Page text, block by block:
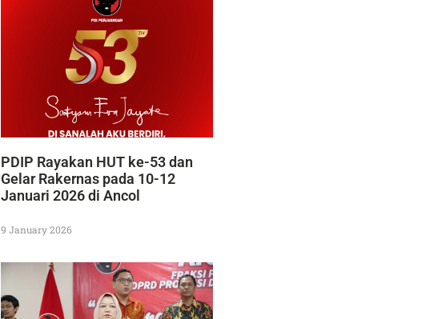
PDIP Rayakan HUT ke-53 dan
Gelar Rakernas pada 10-12
Januari 2026 di Ancol
9 January 2026